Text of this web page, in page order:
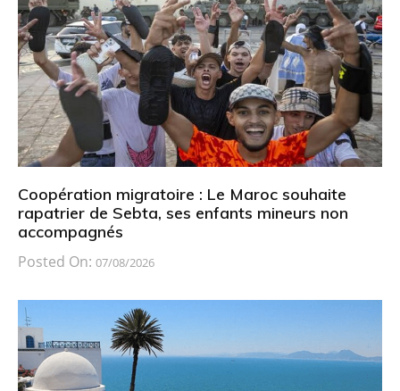
Coopération migratoire : Le Maroc souhaite
rapatrier de Sebta, ses enfants mineurs non
accompagnés
Posted On: 07/08/2026